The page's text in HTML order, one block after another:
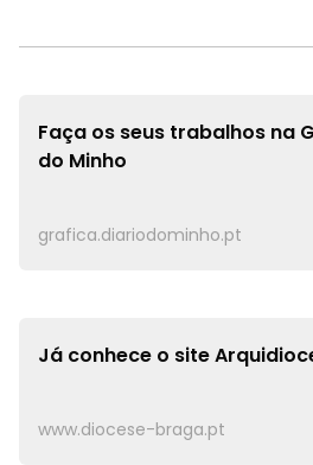
Faça os seus trabalhos na
do Minho
grafica.diariodominho.pt
Já conhece o site
www.diocese-braga.pt